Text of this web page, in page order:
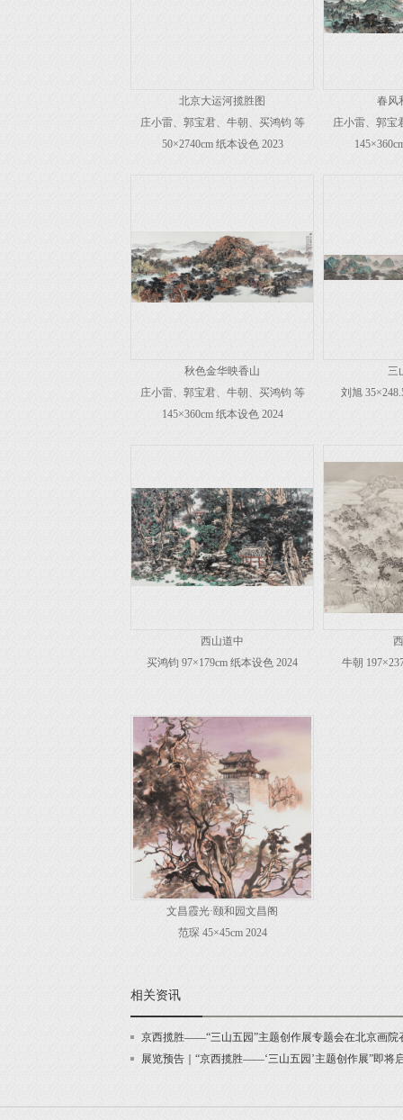
北京大运河揽胜图
庄小雷、郭宝君、牛朝、买鸿钧 等
50×2740cm 纸本设色 2023
春风
庄小雷、郭宝
秋色金华映香山
庄小雷、郭宝君、牛朝、买鸿钧 等
145×360cm 纸本设色 2024
三
刘旭
西山道中
买鸿钧 97×179cm 纸本设色 2024
牛朝
文昌霞光·颐和园文昌阁
范琛 45×45cm 2024
相关资讯
京西揽胜——“三山五园”主题创作展专题会在北京画院
展览预告｜“京西揽胜——‘三山五园’主题创作展”即将